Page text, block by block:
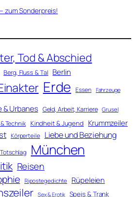
zum Sonderpreis!
Tod & Abschied
Berg, Fluss & Tal Berlin
Erde Essen Fahrzeuge
& Urbanes Geld, Arbeit, Karriere Grusel
Technik Kindheit & Jugend Krummzeiler
Körperteile Liebe und Beziehung
München
Reisen
Ripostegedichte Rüpeleien
Sex & Erotik Speis & Trank